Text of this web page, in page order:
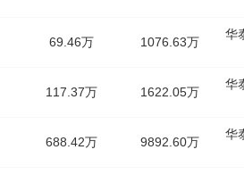
69.46万 1076.63万
华
117.37万 1622.05万
华
688.42万 9892.60万
华